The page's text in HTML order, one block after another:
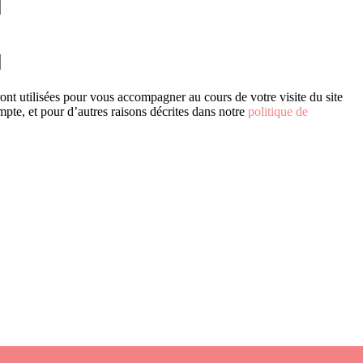
utilisées pour vous accompagner au cours de votre visite du site
et pour d’autres raisons décrites dans notre politique de